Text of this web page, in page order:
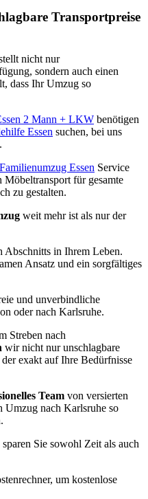
Transportpreise
nicht nur
sondern auch einen
dass Ihr Umzug so
2 Mann + LKW benötigen
Essen suchen, bei uns
Familienumzug Essen Service
Möbeltransport für gesamte
zu gestalten.
weit mehr ist als nur der
Abschnitts in Ihrem Leben.
Ansatz und ein sorgfältiges
und unverbindliche
oder nach Karlsruhe.
Streben nach
wir nicht nur unschlagbare
exakt auf Ihre Bedürfnisse
Team von versierten
Umzug nach Karlsruhe so
Sie sowohl Zeit als auch
um kostenlose